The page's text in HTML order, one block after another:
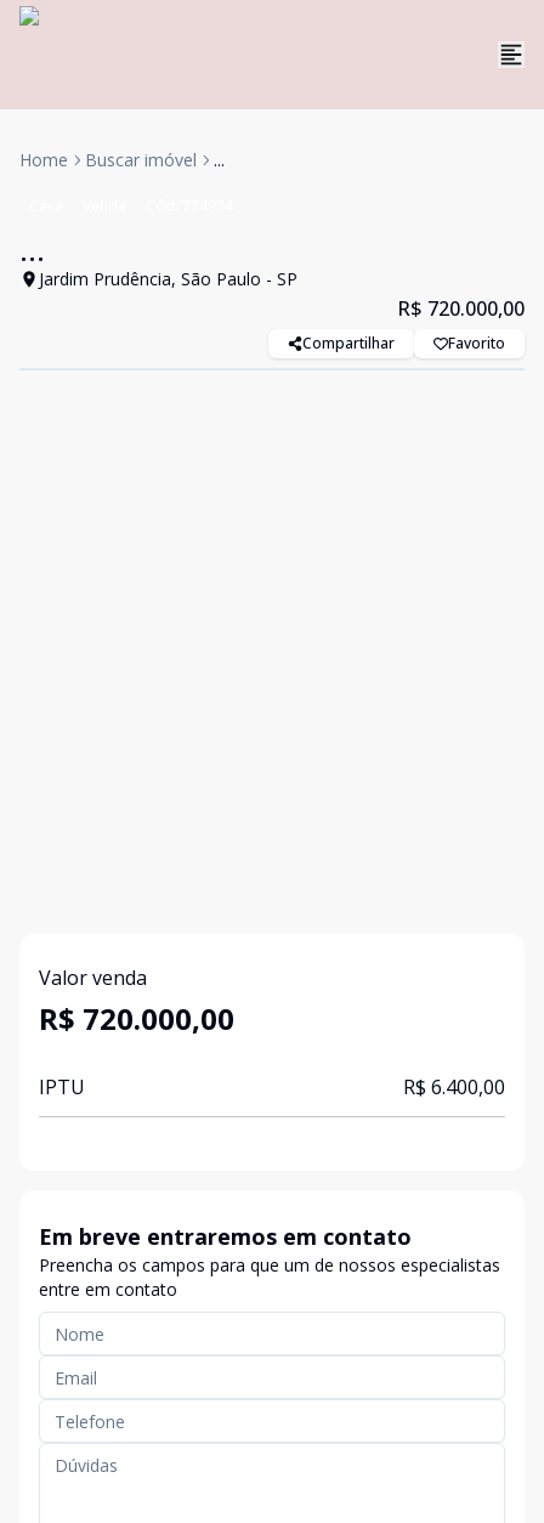
Home Buscar imóvel ...
...
Jardim Prudência, São Paulo - SP
R$ 720.000,00
Compartilhar Favorito
Valor venda
R$ 720.000,00
IPTU R$ 6.400,00
Em breve entraremos em contato
Preencha os campos para que um de nossos especialistas
entre em contato